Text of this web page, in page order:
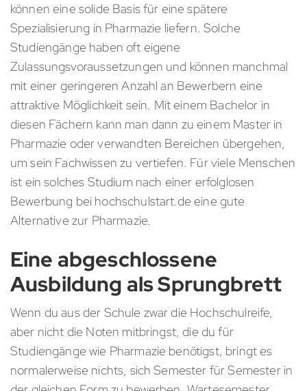
können eine solide Basis für eine spätere
Spezialisierung in Pharmazie liefern. Solche
Studiengänge haben oft eigene
Zulassungsvoraussetzungen und können manchmal
mit einer geringeren Anzahl an Bewerbern eine
attraktive Möglichkeit sein. Mit einem Bachelor in
diesen Fächern kann man dann zu einem Master in
Pharmazie oder verwandten Bereichen übergehen,
um sein Fachwissen zu vertiefen. Für viele Menschen
ist ein solches Studium nach einer erfolglosen
Bewerbung bei hochschulstart.de eine gute
Alternative zur Pharmazie.
Eine abgeschlossene
Ausbildung als Sprungbrett
Wenn du aus der Schule zwar die Hochschulreife,
aber nicht die Noten mitbringst, die du für
Studiengänge wie Pharmazie benötigst, bringt es
normalerweise nichts, sich Semester für Semester in